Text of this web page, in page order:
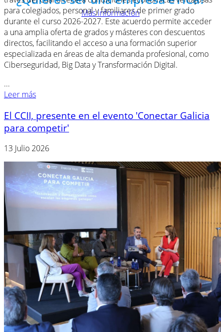
Más información
para colegiados, personal y familiares de primer grado
durante el curso 2026-2027. Este acuerdo permite acceder
a una amplia oferta de grados y másteres con descuentos
directos, facilitando el acceso a una formación superior
especializada en áreas de alta demanda profesional, como
Ciberseguridad, Big Data y Transformación Digital.
...
Leer más
El CCII, presente en el evento 'Conectar Galicia
para competir'
13 Julio 2026